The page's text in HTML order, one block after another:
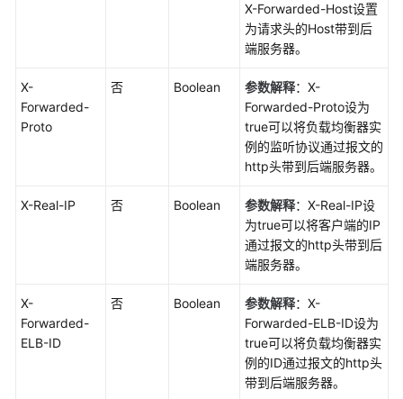
X-Forwarded-Host设置
为请求头的Host带到后
端服务器。
X-
Forwarded-
Proto
否 Boolean 参数解释：X-
Forwarded-Proto设为
true可以将负载均衡器实
例的监听协议通过报文的
http头带到后端服务器。
X-Real-IP 否 Boolean 参数解释：X-Real-IP设
为true可以将客户端的IP
通过报文的http头带到后
端服务器。
X-
Forwarded-
ELB-ID
否 Boolean 参数解释：X-
Forwarded-ELB-ID设为
true可以将负载均衡器实
例的ID通过报文的http头
带到后端服务器。